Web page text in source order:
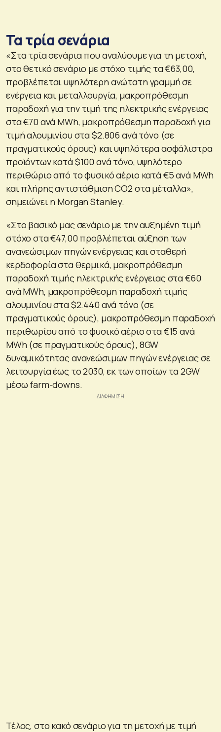
Τα τρία σενάρια
«Στα τρία σενάρια που αναλύουμε για τη μετοχή,
στο θετικό σενάριο με στόχο τιμής τα €63,00,
προβλέπεται υψηλότερη ανώτατη γραμμή σε
ενέργεια και μεταλλουργία, μακροπρόθεσμη
παραδοχή για την τιμή της ηλεκτρικής ενέργειας
στα €70 ανά MWh, μακροπρόθεσμη παραδοχή για
τιμή αλουμινίου στα $2.806 ανά τόνο (σε
πραγματικούς όρους) και υψηλότερα ασφάλιστρα
προϊόντων κατά $100 ανά τόνο, υψηλότερο
περιθώριο από το φυσικό αέριο κατά €5 ανά MWh
και πλήρης αντιστάθμιση CO2 στα μέταλλα»,
σημειώνει η Morgan Stanley.
«Στο βασικό μας σενάριο με την αυξημένη τιμή
στόχο στα €47,00 προβλέπεται αύξηση των
ανανεώσιμων πηγών ενέργειας και σταθερή
κερδοφορία στα θερμικά, μακροπρόθεσμη
παραδοχή τιμής ηλεκτρικής ενέργειας στα €60
ανά MWh, μακροπρόθεσμη παραδοχή τιμής
αλουμινίου στα $2.440 ανά τόνο (σε
πραγματικούς όρους), μακροπρόθεσμη παραδοχή
περιθωρίου από το φυσικό αέριο στα €15 ανά
MWh (σε πραγματικούς όρους), 8GW
δυναμικότητας ανανεώσιμων πηγών ενέργειας σε
λειτουργία έως το 2030, εκ των οποίων τα 2GW
μέσω farm-downs.
Τέλος, στο κακό σενάριο για τη μετοχή με τιμή